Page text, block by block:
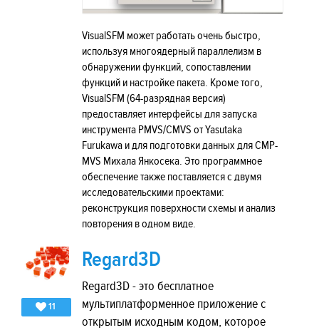
VisualSFM может работать очень быстро,
используя многоядерный параллелизм в
обнаружении функций, сопоставлении
функций и настройке пакета. Кроме того,
VisualSFM (64-разрядная версия)
предоставляет интерфейсы для запуска
инструмента PMVS/CMVS от Yasutaka
Furukawa и для подготовки данных для CMP-
MVS Михала Янкосека. Это программное
обеспечение также поставляется с двумя
исследовательскими проектами:
реконструкция поверхности схемы и анализ
повторения в одном виде.
11
Regard3D
Regard3D - это бесплатное
мультиплатформенное приложение с
открытым исходным кодом, которое